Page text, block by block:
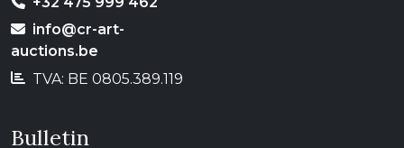
info@cr-art-
auctions.be
TVA: BE 0805.389.119
Bulletin